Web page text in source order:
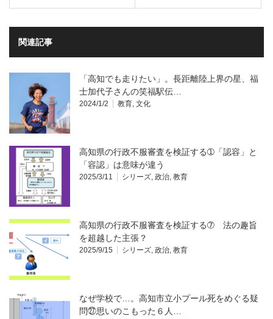
関連記事
「高知でも走りたい」。長距離陸上界の星、福
士加代子さんの笑福駅伝…
2024/1/2 教育, 文化
高知県の行政不服審査を検証する➀「認容」と
「容認」は意味が違う
2025/3/11 シリーズ, 政治, 教育
高知県の行政不服審査を検証する➆ 法の趣旨
を超越した主張？
2025/9/15 シリーズ, 政治, 教育
なぜ学校で…。高知市立小プール死をめぐる疑
問㉗思いのこもった６人…